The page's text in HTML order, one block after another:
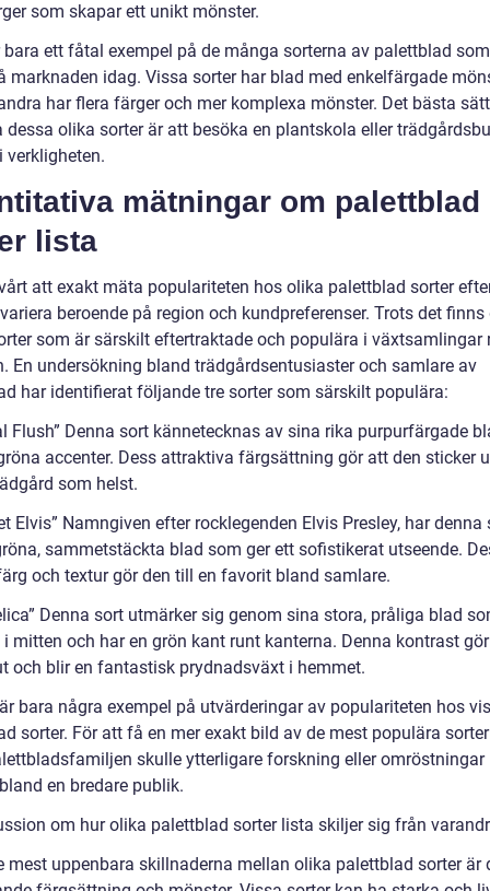
som skapar ett unikt mönster.
bara ett fåtal exempel på de många sorterna av palettblad
marknaden idag. Vissa sorter har blad med enkelfärgade
har flera färger och mer komplexa mönster. Det bästa
dessa olika sorter är att besöka en plantskola eller
verkligheten.
mätningar om palettblad
lista
att exakt mäta populariteten hos olika palettblad sorter
beroende på region och kundpreferenser. Trots det finns
som är särskilt eftertraktade och populära i växtsamlingar
En undersökning bland trädgårdsentusiaster och samlare av
har identifierat följande tre sorter som särskilt populära:
Flush” Denna sort kännetecknas av sina rika purpurfärgade
accenter. Dess attraktiva färgsättning gör att den sticker
som helst.
Elvis” Namngiven efter rocklegenden Elvis Presley, har denna
sammetstäckta blad som ger ett sofistikerat utseende.
och textur gör den till en favorit bland samlare.
Denna sort utmärker sig genom sina stora, pråliga blad
mitten och har en grön kant runt kanterna. Denna kontrast
och blir en fantastisk prydnadsväxt i hemmet.
bara några exempel på utvärderingar av populariteten hos
sorter. För att få en mer exakt bild av de mest populära
skulle ytterligare forskning eller omröstningar
en bredare publik.
om hur olika palettblad sorter lista skiljer sig från
mest uppenbara skillnaderna mellan olika palettblad sorter är